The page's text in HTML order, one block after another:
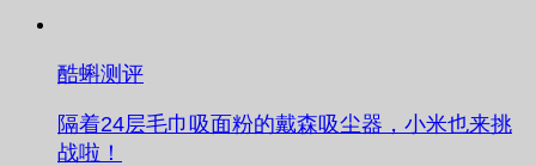
酷蝌测评
隔着24层毛巾吸面粉的戴森吸尘器，小米也来挑
战啦！